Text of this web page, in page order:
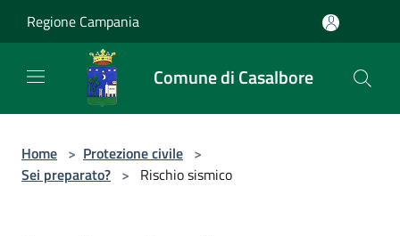
Regione Campania
Comune di Casalbore
Home > Protezione civile >
Sei preparato? > Rischio sismico